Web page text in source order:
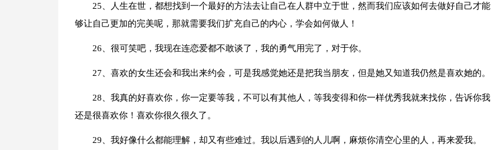
25、人生在世，都想找到一个最好的方法去让自己在人群中立于世，然而我们应该如何去做好自己才能
够让自己更加的完美呢，那就需要我们扩充自己的内心，学会如何做人！
26、很可笑吧，我现在连恋爱都不敢谈了，我的勇气用完了，对于你。
27、喜欢的女生还会和我出来约会，可是我感觉她还是把我当朋友，但是她又知道我仍然是喜欢她的。
28、我真的好喜欢你，你一定要等我，不可以有其他人，等我变得和你一样优秀我就来找你，告诉你我
还是很喜欢你！喜欢你很久很久了。
29、我好像什么都能理解，却又有些难过。我以后遇到的人儿啊，麻烦你清空心里的人，再来爱我。